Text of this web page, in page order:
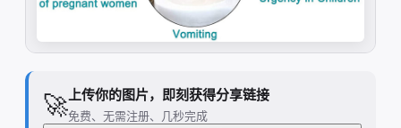
🚀上传你的图片，即刻获得分享链接
免费、无需注册、几秒完成